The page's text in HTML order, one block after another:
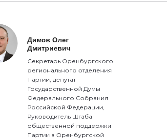
Димов Олег
Дмитриевич
Секретарь Оренбургского
регионального отделения
Партии, депутат
Государственной Думы
Федерального Собрания
Российской Федерации,
Руководитель Штаба
общественной поддержки
Партии в Оренбургской